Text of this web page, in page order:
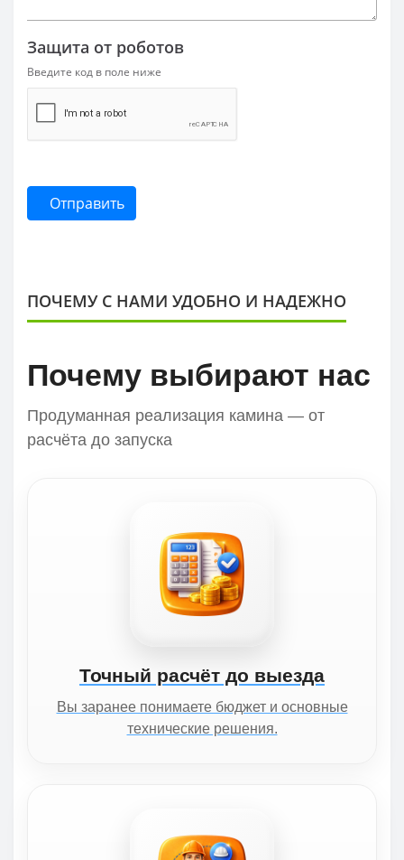
Защита от роботов
Введите код в поле ниже
Отправить
ПОЧЕМУ С НАМИ УДОБНО И НАДЕЖНО
Почему выбирают нас
Продуманная реализация камина — от
расчёта до запуска
Точный расчёт до выезда
Вы заранее понимаете бюджет и основные
технические решения.